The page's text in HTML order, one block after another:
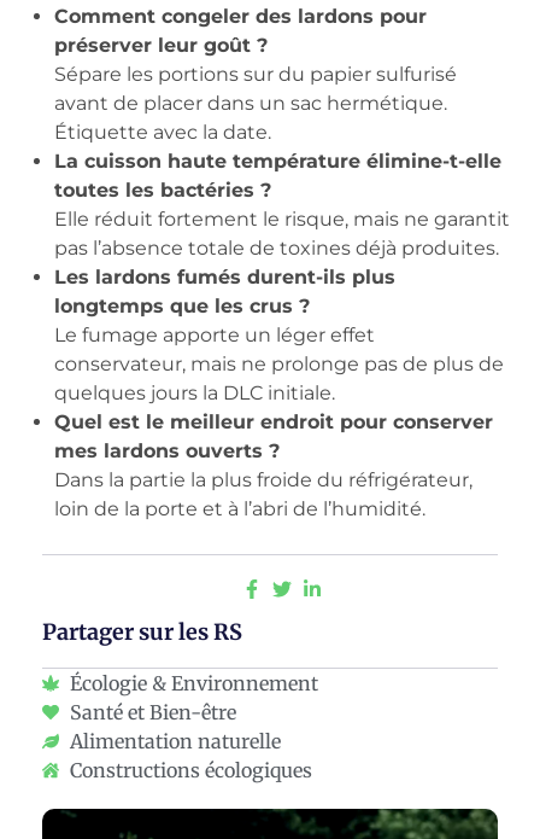
Comment congeler des lardons pour
préserver leur goût ?
Sépare les portions sur du papier sulfurisé
avant de placer dans un sac hermétique.
Étiquette avec la date.
La cuisson haute température élimine-t-elle
toutes les bactéries ?
Elle réduit fortement le risque, mais ne garantit
pas l’absence totale de toxines déjà produites.
Les lardons fumés durent-ils plus
longtemps que les crus ?
Le fumage apporte un léger effet
conservateur, mais ne prolonge pas de plus de
quelques jours la DLC initiale.
Quel est le meilleur endroit pour conserver
mes lardons ouverts ?
Dans la partie la plus froide du réfrigérateur,
loin de la porte et à l’abri de l’humidité.
Partager sur les RS
Écologie & Environnement
Santé et Bien-être
Alimentation naturelle
Constructions écologiques